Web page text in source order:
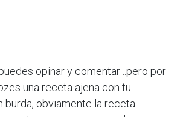
opinar y comentar ..pero por
una receta ajena con tu
burda, obviamente la receta